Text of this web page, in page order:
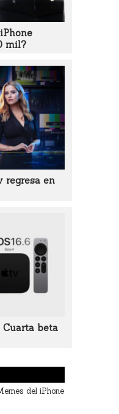
mil?
regresa en
Cuarta beta
del iPhone